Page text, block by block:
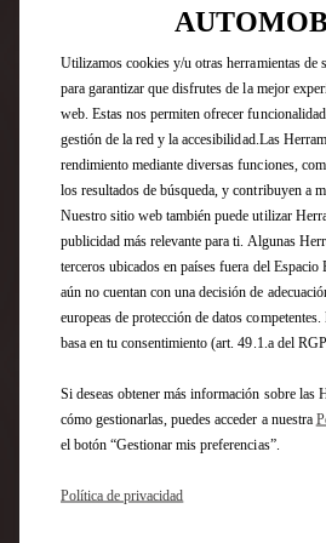
Tapicería : INTERIOR ALCANTARA NEGRO
2 Opcion(es) :
alumbrado interior de LED)
Utilizamos cookies y/u otras herramientas de
para garantizar que disfrutes de la mejor
web. Estas nos permiten ofrecer
gestión de la red y la accesibilidad.Las
los resultados de búsqueda, y contribuyen a
Nuestro sitio web también puede utilizar
publicidad más relevante para ti. Algunas
terceros ubicados en países fuera del
aún no cuentan con una decisión de
europeas de protección de datos competentes.
basa en tu consentimiento (art. 49.1.a del
Si deseas obtener más información sobre las
cómo gestionarlas, puedes acceder a nuestra
el botón “Gestionar mis preferencias”.
Política de privacidad
Utilizamos cookies y/u otras herramientas de
para garantizar que disfrutes de la mejor
web. Estas nos permiten ofrecer
gestión de la red y la accesibilidad.Las
rendimiento mediante diversas funciones,
los resultados de búsqueda, y contribuyen a
Nuestro sitio web también puede utilizar
publicidad más relevante para ti. Algunas
terceros ubicados en países fuera del
aún no cuentan con una decisión de
europeas de protección de datos
basa en tu consentimiento (art. 49.1.a del
Si deseas obtener más información sobre las
cómo gestionarlas, puedes acceder a nuestra
el botón “Gestionar mis preferencias”.
Política de privacidad